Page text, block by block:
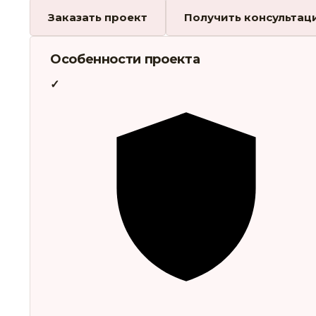
Заказать проект Получить
Особенности проекта